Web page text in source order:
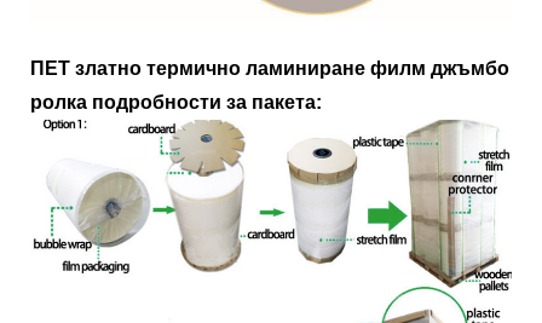
ПЕТ златно термично ламиниране филм джъмбо
ролка подробности за пакета: